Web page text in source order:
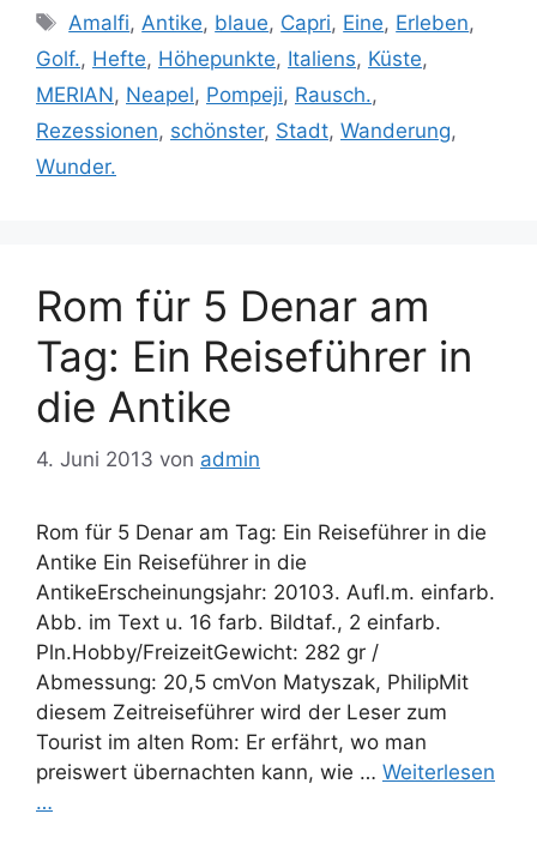
Schlagwörter
Amalfi, Antike, blaue, Capri, Eine, Erleben,
Golf., Hefte, Höhepunkte, Italiens, Küste,
MERIAN, Neapel, Pompeji, Rausch.,
Rezessionen, schönster, Stadt, Wanderung,
Wunder.
Rom für 5 Denar am
Tag: Ein Reiseführer in
die Antike
4. Juni 2013 von admin
Rom für 5 Denar am Tag: Ein Reiseführer in die
Antike Ein Reiseführer in die
AntikeErscheinungsjahr: 20103. Aufl.m. einfarb.
Abb. im Text u. 16 farb. Bildtaf., 2 einfarb.
Pln.Hobby/FreizeitGewicht: 282 gr /
Abmessung: 20,5 cmVon Matyszak, PhilipMit
diesem Zeitreiseführer wird der Leser zum
Tourist im alten Rom: Er erfährt, wo man
preiswert übernachten kann, wie … Weiterlesen
…